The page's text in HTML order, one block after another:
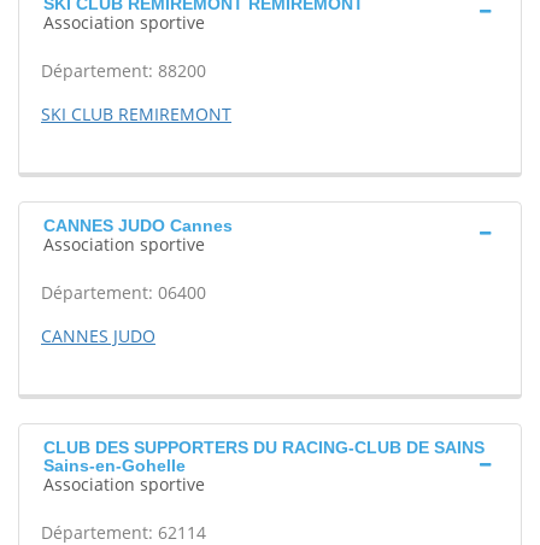
Association sportive
Département: 88200
SKI CLUB REMIREMONT
CANNES JUDO Cannes
Association sportive
Département: 06400
CANNES JUDO
CLUB DES SUPPORTERS DU RACING-CLUB DE SAINS
Sains-en-Gohelle
Association sportive
Département: 62114